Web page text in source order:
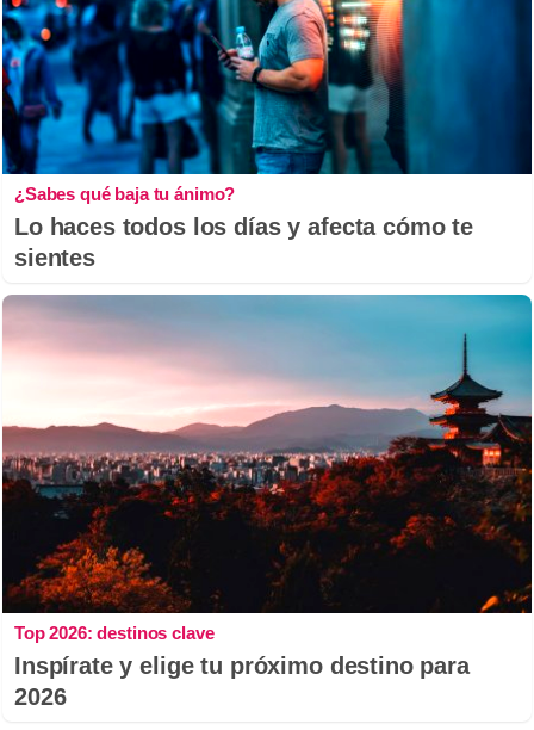
¿Sabes qué baja tu ánimo?
Lo haces todos los días y afecta cómo te
sientes
Top 2026: destinos clave
Inspírate y elige tu próximo destino para
2026